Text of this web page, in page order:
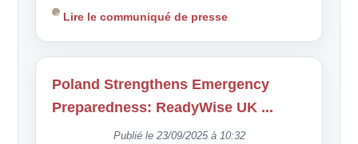
Lire le communiqué de presse
Poland Strengthens Emergency
Preparedness: ReadyWise UK ...
Publié le 23/09/2025 à 10:32